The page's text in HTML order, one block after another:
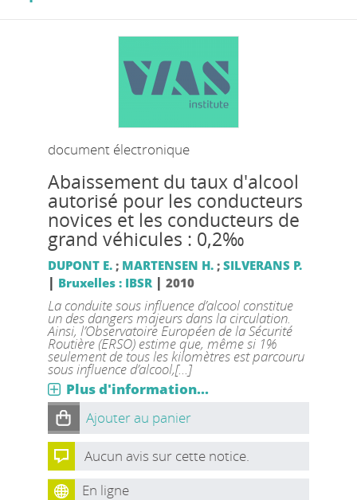
document électronique
Abaissement du taux d'alcool
autorisé pour les conducteurs
novices et les conducteurs de
grand véhicules : 0,2‰
DUPONT E.; MARTENSEN H.; SILVERANS P.
| Bruxelles : IBSR| 2010
La conduite sous influence d’alcool constitue
un des dangers majeurs dans la circulation.
Ainsi, l’Observatoire Européen de la Sécurité
Routière (ERSO) estime que, même si 1%
seulement de tous les kilomètres est parcouru
sous influence d’alcool,[...]
Plus d'information...
Ajouter au panier
Aucun avis sur cette notice.
En ligne